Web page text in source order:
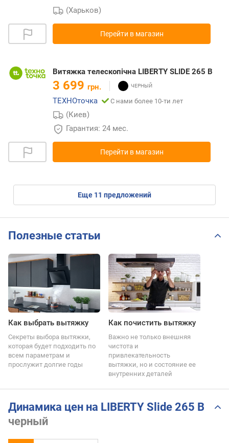
(Харьков)
Перейти в магазин
Витяжка телескопічна LIBERTY SLIDE 265 B
3 699 грн.
ТЕХНОточка
С нами более 10-ти лет
(Киев)
Гарантия: 24 мес.
Перейти в магазин
eще 11 предложений
Полезные статьи
Как выбрать вытяжку
Секреты выбора вытяжки,
которая будет подходить по
всем параметрам и
прослужит долгие годы
Как почистить вытяжку
Важно не только внешняя
чистота и
привлекательность
вытяжки, но и состояние ее
внутренних деталей
Динамика цен на LIBERTY Slide 265 B
черный